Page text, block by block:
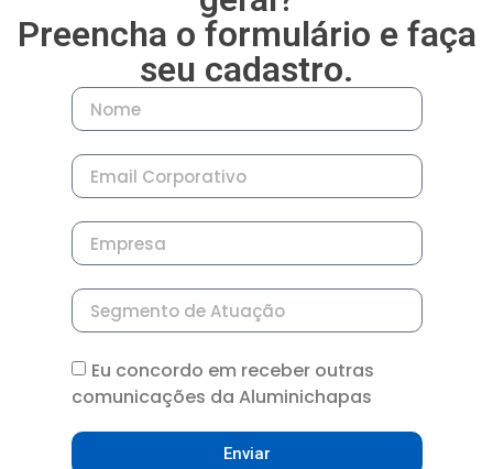
Preencha o formulário e faça
seu cadastro.
Eu concordo em receber outras
comunicações da Aluminichapas
Enviar